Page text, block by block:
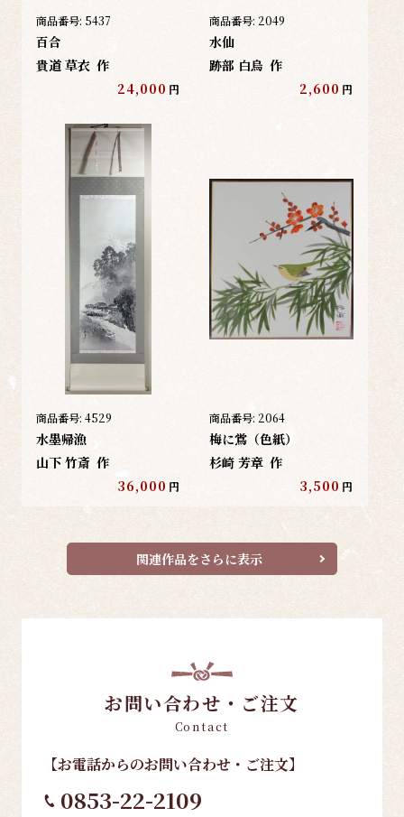
商品番号: 5437
百合
貴道 草衣 作
24,000 円
商品番号: 2049
水仙
跡部 白烏 作
2,600 円
商品番号: 4529
水墨帰漁
山下 竹斎 作
36,000 円
商品番号: 2064
梅に鴬（色紙）
杉崎 芳章 作
3,500 円
関連作品をさらに表示
お問い合わせ・ご注文
Contact
【お電話からのお問い合わせ・ご注文】
0853-22-2109